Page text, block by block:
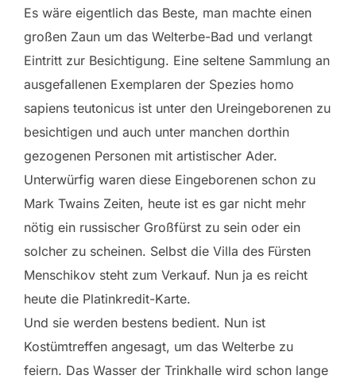
Es wäre eigentlich das Beste, man machte einen
großen Zaun um das Welterbe-Bad und verlangt
Eintritt zur Besichtigung. Eine seltene Sammlung an
ausgefallenen Exemplaren der Spezies homo
sapiens teutonicus ist unter den Ureingeborenen zu
besichtigen und auch unter manchen dorthin
gezogenen Personen mit artistischer Ader.
Unterwürfig waren diese Eingeborenen schon zu
Mark Twains Zeiten, heute ist es gar nicht mehr
nötig ein russischer Großfürst zu sein oder ein
solcher zu scheinen. Selbst die Villa des Fürsten
Menschikov steht zum Verkauf. Nun ja es reicht
heute die Platinkredit-Karte.
Und sie werden bestens bedient. Nun ist
Kostümtreffen angesagt, um das Welterbe zu
feiern. Das Wasser der Trinkhalle wird schon lange